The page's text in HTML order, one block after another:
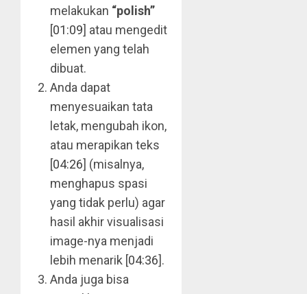
melakukan “polish”
[01:09] atau mengedit
elemen yang telah
dibuat.
Anda dapat
menyesuaikan tata
letak, mengubah ikon,
atau merapikan teks
[04:26] (misalnya,
menghapus spasi
yang tidak perlu) agar
hasil akhir visualisasi
image-nya menjadi
lebih menarik [04:36].
Anda juga bisa